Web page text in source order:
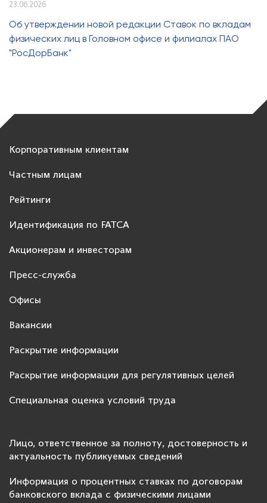
23.06.2026
Об утверждении новой редакции Ставок по вкладам
физических лиц в Головном офисе и филиалах ПАО
"РосДорБанк"
Корпоративным клиентам
Частным лицам
Рейтинги
Идентификация по FATCA
Акционерам и инвесторам
Пресс-служба
Офисы
Вакансии
Раскрытие информации
Раскрытие информации для регулятивных целей
Специальная оценка условий труда
Лицо, ответственное за полноту, достоверность и
актуальность публикуемых сведений
Информация о процентных ставках по договорам
банковского вклада с физическими лицами